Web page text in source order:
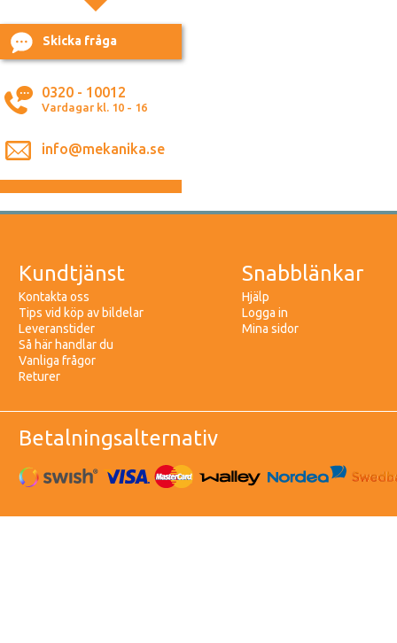
Skicka fråga
0320 - 10012
Vardagar kl. 10 - 16
info@mekanika.se
Kundtjänst
Kontakta oss
Tips vid köp av bildelar
Leveranstider
Så här handlar du
Vanliga frågor
Returer
Snabblänkar
Hjälp
Logga in
Mina sidor
Betalningsalternativ